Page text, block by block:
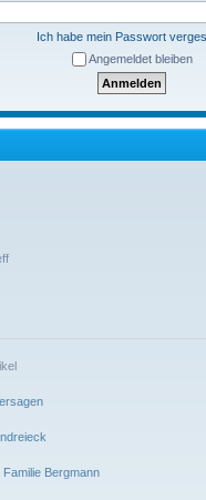
Ich habe mein Passwort
Angemeldet bleiben
Familie Bergmann